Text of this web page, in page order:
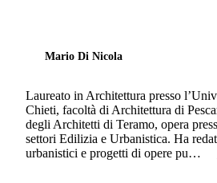
Mario Di Nicola
Laureato in Architettura presso
Chieti, facoltà di Architettura di
degli Architetti di Teramo, opera
settori Edilizia e Urbanistica. Ha
urbanistici e progetti di opere pu…